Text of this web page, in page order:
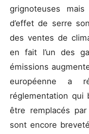
grignoteuses
d’effet de serre
des ventes de
en fait l’un des
émissions
européenne a
réglementation qui
être remplacés
sont encore